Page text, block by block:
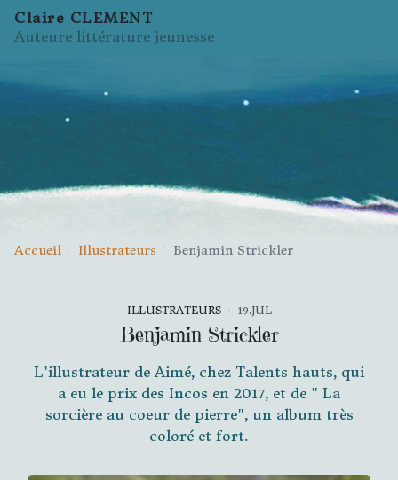
Claire CLEMENT
Auteure littérature jeunesse
Accueil Illustrateurs Benjamin Strickler
ILLUSTRATEURS 19.JUL
Benjamin Strickler
L'illustrateur de Aimé, chez Talents hauts, qui
a eu le prix des Incos en 2017, et de " La
sorcière au coeur de pierre", un album très
coloré et fort.